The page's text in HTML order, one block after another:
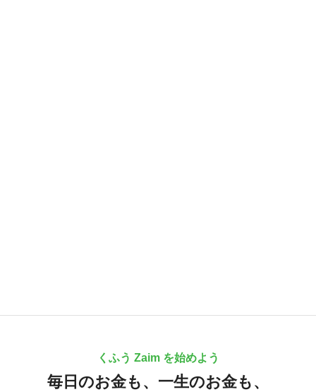
くふう Zaim を始めよう
毎日のお金も、 一生のお金も、